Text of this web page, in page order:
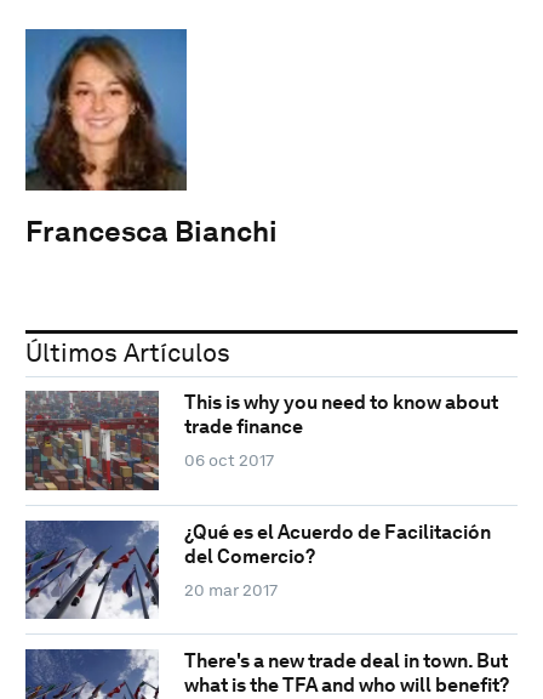
Francesca Bianchi
Últimos Artículos
This is why you need to know about
trade finance
06 oct 2017
¿Qué es el Acuerdo de Facilitación
del Comercio?
20 mar 2017
There's a new trade deal in town. But
what is the TFA and who will benefit?